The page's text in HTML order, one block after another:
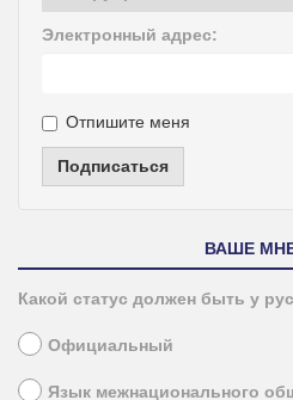
Электронный адрес:
Отпишите меня
Подписаться
ВАШЕ
Какой статус должен быть у
Официальный
Язык межнационального